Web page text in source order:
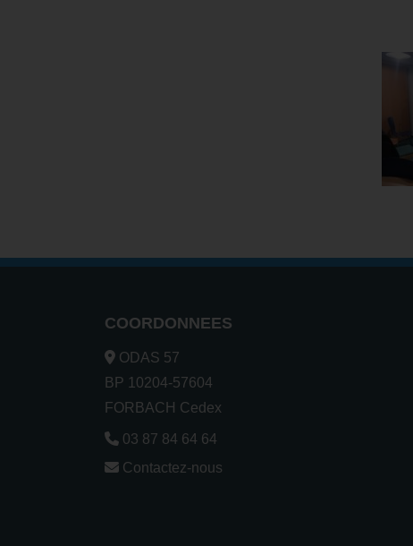
COORDONNEES
ODAS 57
BP 10204-57604
FORBACH Cedex
03 87 84 64 64
Contactez-nous